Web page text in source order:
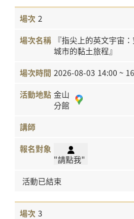
2
『指尖上的英文宇宙
城市的黏土旅程』
2026-08-03 14:00 ~
金山
分館
"請點我"
活動已結束
3